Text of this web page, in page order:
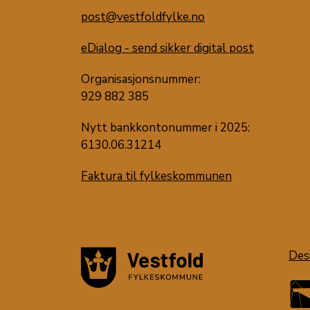
post@vestfoldfylke.no
eDialog - send sikker digital post
Organisasjonsnummer:
929 882 385
Nytt bankkontonummer i 2025:
6130.06.31214
Faktura til fylkeskommunen